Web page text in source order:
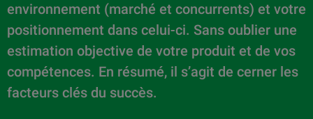
environnement (marché et concurrents) et votre
positionnement dans celui-ci. Sans oublier une
estimation objective de votre produit et de vos
compétences. En résumé, il s’agit de cerner les
facteurs clés du succès.